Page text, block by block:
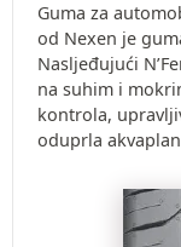
Guma za
od Nexen je
Nasljeđujući
na suhim i
kontrola,
oduprla